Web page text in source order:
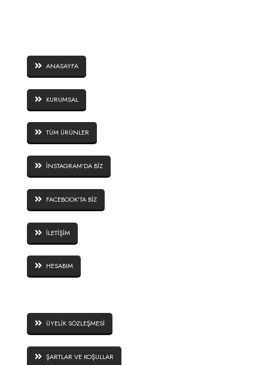
ANASAYFA
KURUMSAL
TÜM ÜRÜNLER
İNSTAGRAM'DA BİZ
FACEBOOK'TA BİZ
İLETİŞİM
HESABIM
ÜYELİK SÖZLEŞMESİ
ŞARTLAR VE KOŞULLAR